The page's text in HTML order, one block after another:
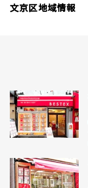
文京区地域情報